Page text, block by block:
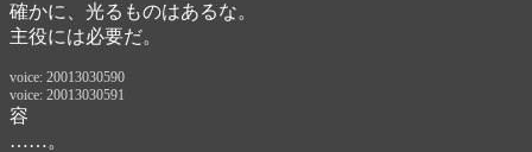
確かに、光るものはあるな。
主役には必要だ。
voice: 20013030590
voice: 20013030591
容
……。